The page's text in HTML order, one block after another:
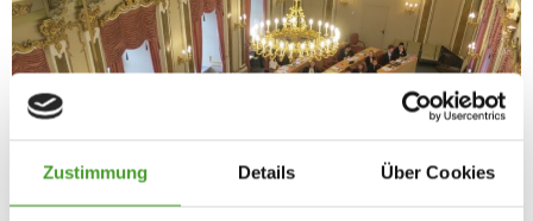
Zustimmung Details Über Cookies